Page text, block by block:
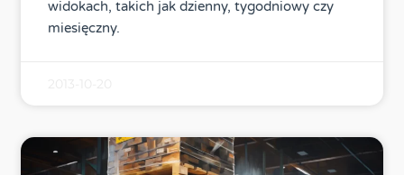
widokach, takich jak dzienny, tygodniowy czy
miesięczny.